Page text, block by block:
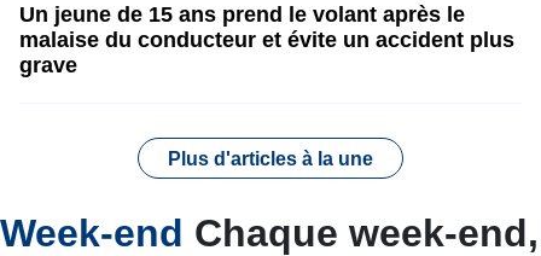
Un jeune de 15 ans prend le volant après le
malaise du conducteur et évite un accident plus
grave
Plus d'articles à la une
Week-end Chaque week-end,